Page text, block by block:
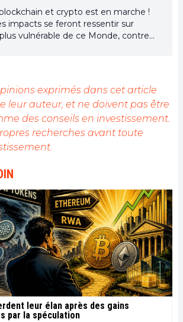
et crypto est en marche !
impacts se feront ressentir sur
vulnérable de ce Monde, contre
exprimés dans cet article
leur auteur, et ne doivent pas être
des conseils en investissement.
recherches avant toute
leur élan après des gains
par la spéculation